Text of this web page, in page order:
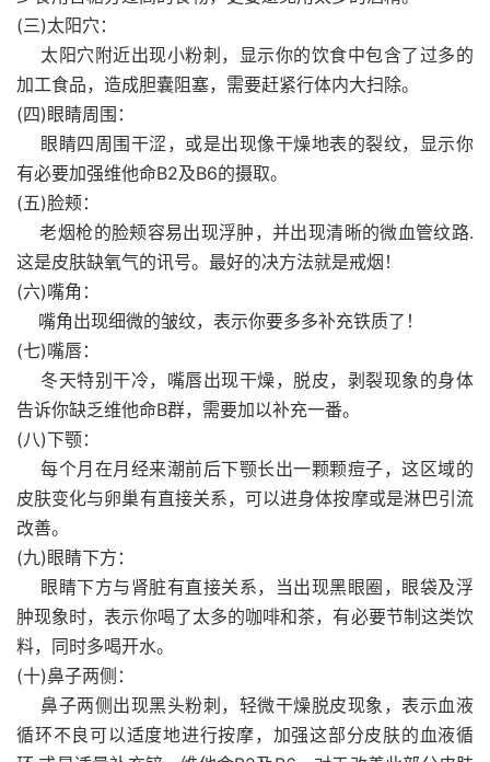
(三)太阳穴：
太阳穴附近出现小粉刺，显示你的饮食中包含了过多的
加工食品，造成胆囊阻塞，需要赶紧行体内大扫除。
(四)眼睛周围：
眼睛四周围干涩，或是出现像干燥地表的裂纹，显示你
有必要加强维他命B2及B6的摄取。
(五)脸颊：
老烟枪的脸颊容易出现浮肿，并出现清晰的微血管纹路.
这是皮肤缺氧气的讯号。最好的决方法就是戒烟！
(六)嘴角：
嘴角出现细微的皱纹，表示你要多多补充铁质了！
(七)嘴唇：
冬天特别干冷，嘴唇出现干燥，脱皮，剥裂现象的身体
告诉你缺乏维他命B群，需要加以补充一番。
(八)下颚：
每个月在月经来潮前后下颚长出一颗颗痘子，这区域的
皮肤变化与卵巢有直接关系，可以进身体按摩或是淋巴引流
改善。
(九)眼睛下方：
眼睛下方与肾脏有直接关系，当出现黑眼圈，眼袋及浮
肿现象时，表示你喝了太多的咖啡和茶，有必要节制这类饮
料，同时多喝开水。
(十)鼻子两侧：
鼻子两侧出现黑头粉刺，轻微干燥脱皮现象，表示血液
循环不良可以适度地进行按摩，加强这部分皮肤的血液循